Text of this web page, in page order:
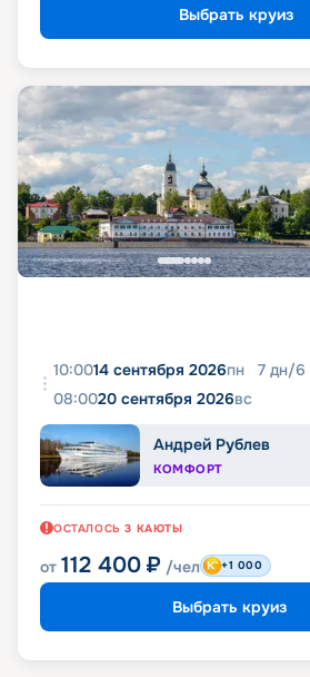
Выбрать круиз
10:0014 сентября 2026пн 7 дн/6
08:0020 сентября 2026вс
Андрей Рублев
КОМФОРТ
ОСТАЛОСЬ 3 КАЮТЫ
от 112 400 ₽ /чел +1 000
Выбрать круиз